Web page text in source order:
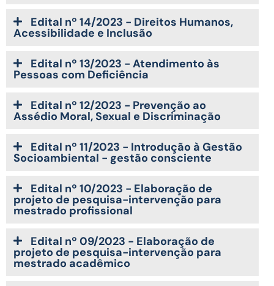
Edital nº 14/2023 - Direitos Humanos,
Acessibilidade e Inclusão
Edital nº 13/2023 - Atendimento às
Pessoas com Deficiência
Edital nº 12/2023 - Prevenção ao
Assédio Moral, Sexual e Discriminação
Edital nº 11/2023 - Introdução à Gestão
Socioambiental - gestão consciente
Edital nº 10/2023 - Elaboração de
projeto de pesquisa-intervenção para
mestrado profissional
Edital nº 09/2023 - Elaboração de
projeto de pesquisa-intervenção para
mestrado acadêmico